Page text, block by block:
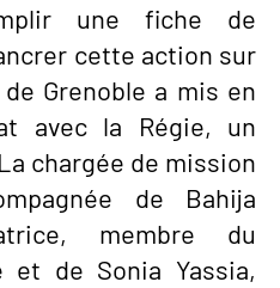
une fiche de
cette action sur
Grenoble a mis en
avec la Régie, un
chargée de mission
de Bahija
membre du
et de Sonia Yassia,